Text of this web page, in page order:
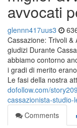
avvocati
glennn417uus3
Cassazione: Trivoli
giudizi Durante
abbiamo contorno
i gradi di merito
Le fasi della nostra
dofollow.com/
cassazionista-
Comments